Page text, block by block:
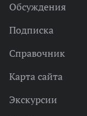
Обсуждения
Подписка
Справочник
Карта сайта
Экскурсии